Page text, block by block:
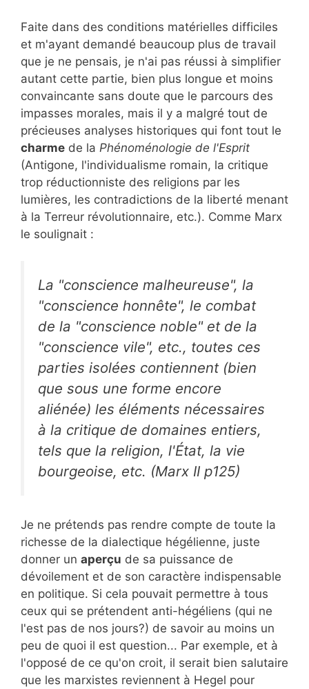
Faite dans des conditions matérielles difficiles
et m'ayant demandé beaucoup plus de travail
que je ne pensais, je n'ai pas réussi à simplifier
autant cette partie, bien plus longue et moins
convaincante sans doute que le parcours des
impasses morales, mais il y a malgré tout de
précieuses analyses historiques qui font tout le
charme de la Phénoménologie de l'Esprit
(Antigone, l'individualisme romain, la critique
trop réductionniste des religions par les
lumières, les contradictions de la liberté menant
à la Terreur révolutionnaire, etc.). Comme Marx
le soulignait :
La "conscience malheureuse", la
"conscience honnête", le combat
de la "conscience noble" et de la
"conscience vile", etc., toutes ces
parties isolées contiennent (bien
que sous une forme encore
aliénée) les éléments nécessaires
à la critique de domaines entiers,
tels que la religion, l'État, la vie
bourgeoise, etc. (Marx II p125)
Je ne prétends pas rendre compte de toute la
richesse de la dialectique hégélienne, juste
donner un aperçu de sa puissance de
dévoilement et de son caractère indispensable
en politique. Si cela pouvait permettre à tous
ceux qui se prétendent anti-hégéliens (qui ne
l'est pas de nos jours?) de savoir au moins un
peu de quoi il est question... Par exemple, et à
l'opposé de ce qu'on croit, il serait bien salutaire
que les marxistes reviennent à Hegel pour